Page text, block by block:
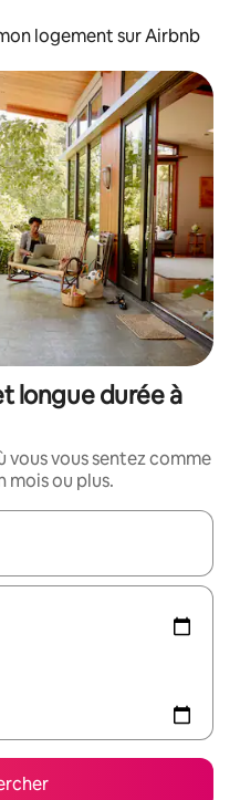
logement sur Airbnb
longue durée à
vous vous sentez comme
mois ou plus.
utilisez les flèches vers le